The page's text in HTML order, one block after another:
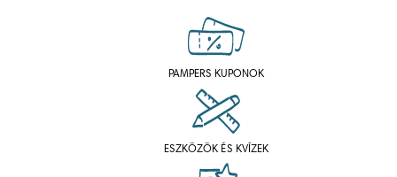
PAMPERS KUPONOK
ESZKÖZÖK ÉS KVÍZEK